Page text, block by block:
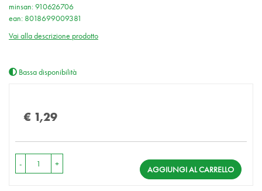
minsan: 910626706
ean: 8018699009381
Vai alla descrizione prodotto
Bassa disponibilità
€ 1,29
- +
AGGIUNGI AL CARRELLO